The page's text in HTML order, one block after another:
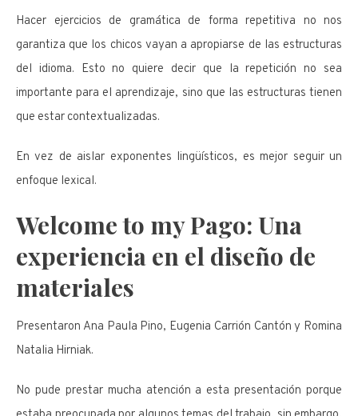
Hacer ejercicios de gramática de forma repetitiva no nos
garantiza que los chicos vayan a apropiarse de las estructuras
del idioma. Esto no quiere decir que la repetición no sea
importante para el aprendizaje, sino que las estructuras tienen
que estar contextualizadas.
En vez de aislar exponentes lingüísticos, es mejor seguir un
enfoque lexical.
Welcome to my Pago: Una
experiencia en el diseño de
materiales
Presentaron Ana Paula Pino, Eugenia Carrión Cantón y Romina
Natalia Hirniak.
No pude prestar mucha atención a esta presentación porque